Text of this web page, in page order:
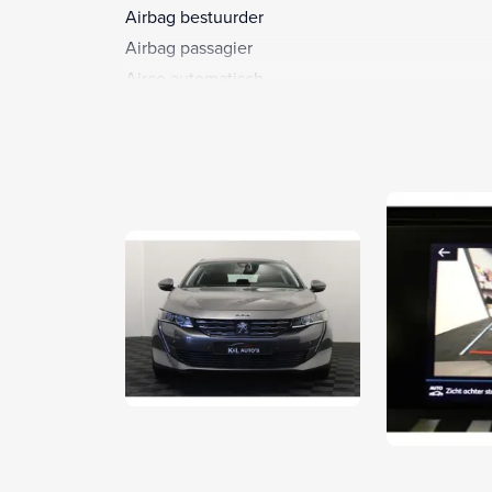
Airbag bestuurder
Airbag passagier
Airco automatisch
Armsteun voor
Autonomous Emergency Braking
Bandenspanningscontrolesysteem
Binnenspiegel automatisch dimmend